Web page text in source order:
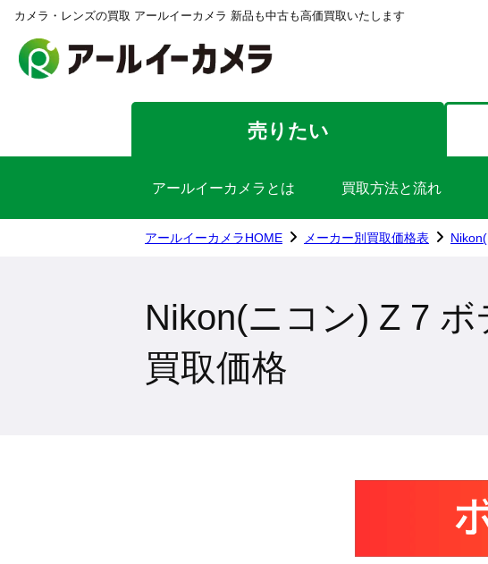
カメラ・レンズの買取 アールイーカメラ 新品も中古も高価買取いたします
売りたい
アールイーカメラとは 買取方法と流れ
アールイーカメラHOME メーカー別買取価格表
Nikon(ニコン) Z 7 ボ
買取価格